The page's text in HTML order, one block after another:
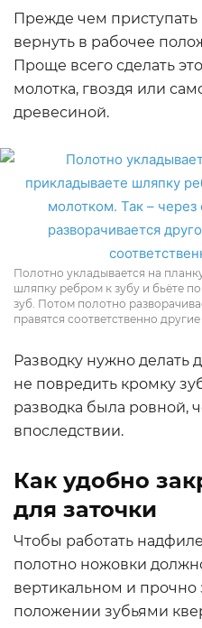
Прежде чем приступать
вернуть в рабочее
Проще всего сделать
молотка, гвоздя или
древесиной.
Полотно укладывается на
шляпку ребром к зубу и бьёте
зуб. Потом полотно
правятся соответственно другие
Разводку нужно делать
не повредить кромку
разводка была ровной,
впоследствии.
Как удобно
для заточки
Чтобы работать
полотно ножовки
вертикальном и
положении зубьями